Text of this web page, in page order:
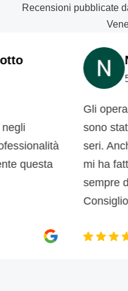
Recensioni pubblicate
5/5
Gli operai
sono stati
seri. Anche
mi ha fatto
sempre
Consiglio